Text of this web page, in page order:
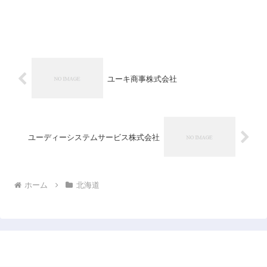
ユーキ商事株式会社
ユーディーシステムサービス株式会社
ホーム 北海道